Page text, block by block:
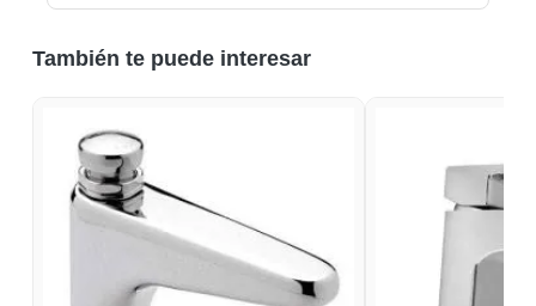
También te puede interesar